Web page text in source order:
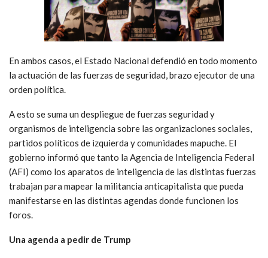
En ambos casos, el Estado Nacional defendió en todo momento
la actuación de las fuerzas de seguridad, brazo ejecutor de una
orden política.
A esto se suma un despliegue de fuerzas seguridad y
organismos de inteligencia sobre las organizaciones sociales,
partidos políticos de izquierda y comunidades mapuche. El
gobierno informó que tanto la Agencia de Inteligencia Federal
(AFI) como los aparatos de inteligencia de las distintas fuerzas
trabajan para mapear la militancia anticapitalista que pueda
manifestarse en las distintas agendas donde funcionen los
foros.
Una agenda a pedir de Trump